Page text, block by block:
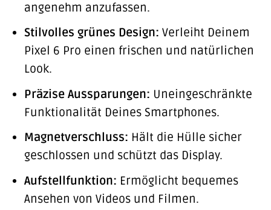
angenehm anzufassen.
Stilvolles grünes Design: Verleiht Deinem
Pixel 6 Pro einen frischen und natürlichen
Look.
Präzise Aussparungen: Uneingeschränkte
Funktionalität Deines Smartphones.
Magnetverschluss: Hält die Hülle sicher
geschlossen und schützt das Display.
Aufstellfunktion: Ermöglicht bequemes
Ansehen von Videos und Filmen.